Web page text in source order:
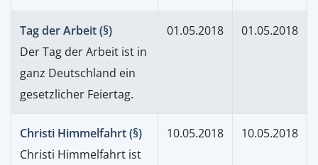
Tag der Arbeit (§)
Der Tag der Arbeit ist in
ganz Deutschland ein
gesetzlicher Feiertag.
01.05.2018 01.05.2018
Christi Himmelfahrt (§)
Christi Himmelfahrt ist
10.05.2018 10.05.2018